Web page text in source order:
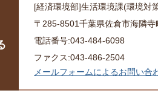
[経済環境部]生活環境課(環境対
〒285-8501千葉県佐倉市海隣寺
電話番号:043-484-6098
ファクス:043-486-2504
メールフォームによるお問い合